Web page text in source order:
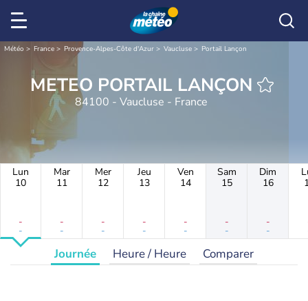
Météo France Provence-Alpes-Côte d'Azur Vaucluse Portail Lançon
METEO PORTAIL LANÇON
84100 - Vaucluse - France
Lun
10
-
-
Mar
11
-
-
Mer
12
-
-
Jeu
13
-
-
Ven
14
-
-
Sam
15
-
-
Dim
16
-
-
Journée Heure / Heure Comparer